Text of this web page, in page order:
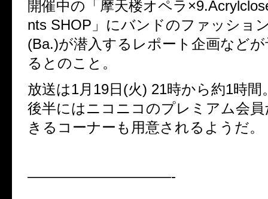
開催中の「摩天楼オペラ
nts SHOP」にバンドのファッショ
(Ba.)が潜入するレポート企画など
るとのこと。
放送は1月19日(火) 21時から約1時間
後半にはニコニコのプレミアム会
きるコーナーも用意されるようだ。
——————————-